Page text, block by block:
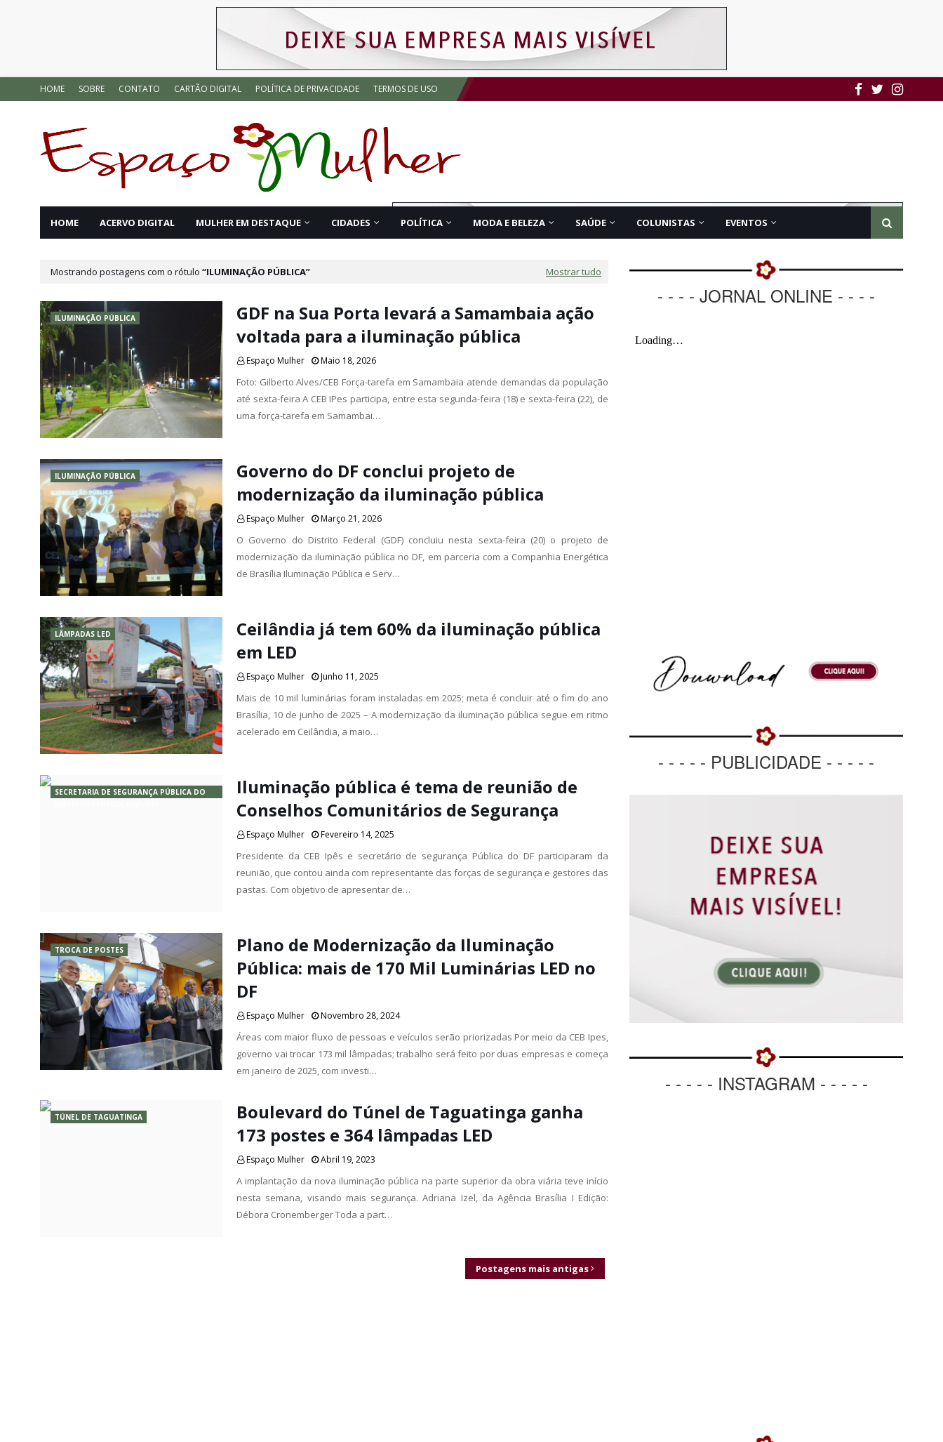
HOME SOBRE CONTATO CARTÃO DIGITAL POLÍTICA DE PRIVACIDADE TERMOS DE USO
HOME ACERVO DIGITAL MULHER EM DESTAQUE CIDADES POLÍTICA MODA E BELEZA SAÚDE COLUNISTAS EVENTOS
Mostrando postagens com o rótulo ILUMINAÇÃO PÚBLICA Mostrar tudo
ILUMINAÇÃO PÚBLICA
GDF na Sua Porta levará a Samambaia ação
voltada para a iluminação pública
Espaço Mulher Maio 18, 2026
Foto: Gilberto Alves/CEB Força-tarefa em Samambaia atende demandas da população
até sexta-feira A CEB IPes participa, entre esta segunda-feira (18) e sexta-feira (22), de
uma força-tarefa em Samambai…
ILUMINAÇÃO PÚBLICA
Governo do DF conclui projeto de
modernização da iluminação pública
Espaço Mulher Março 21, 2026
O Governo do Distrito Federal (GDF) concluiu nesta sexta-feira (20) o projeto de
modernização da iluminação pública no DF, em parceria com a Companhia Energética
de Brasília Iluminação Pública e Serv…
LÂMPADAS LED
Ceilândia já tem 60% da iluminação pública
em LED
Espaço Mulher Junho 11, 2025
Mais de 10 mil luminárias foram instaladas em 2025; meta é concluir até o fim do ano
Brasília, 10 de junho de 2025 – A modernização da iluminação pública segue em ritmo
acelerado em Ceilândia, a maio…
SECRETARIA DE SEGURANÇA PÚBLICA DO
Iluminação pública é tema de reunião de
Conselhos Comunitários de Segurança
Espaço Mulher Fevereiro 14, 2025
Presidente da CEB Ipês e secretário de segurança Pública do DF participaram da
reunião, que contou ainda com representante das forças de segurança e gestores das
pastas. Com objetivo de apresentar de…
TROCA DE POSTES
Plano de Modernização da Iluminação
Pública: mais de 170 Mil Luminárias LED no
DF
Espaço Mulher Novembro 28, 2024
Áreas com maior fluxo de pessoas e veículos serão priorizadas Por meio da CEB Ipes,
governo vai trocar 173 mil lâmpadas; trabalho será feito por duas empresas e começa
em janeiro de 2025, com investi…
TÚNEL DE TAGUATINGA
Boulevard do Túnel de Taguatinga ganha
173 postes e 364 lâmpadas LED
Espaço Mulher Abril 19, 2023
A implantação da nova iluminação pública na parte superior da obra viária teve início
nesta semana, visando mais segurança. Adriana Izel, da Agência Brasília I Edição:
Débora Cronemberger Toda a part…
Postagens mais antigas
- - - - JORNAL ONLINE - - - -
- - - - - PUBLICIDADE - - - - -
- - - - - INSTAGRAM - - - - -